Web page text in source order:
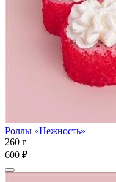
Роллы «Нежность»
260 г
600 ₽